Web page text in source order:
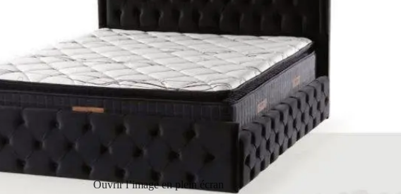
Ouvrir l’image en plein écran